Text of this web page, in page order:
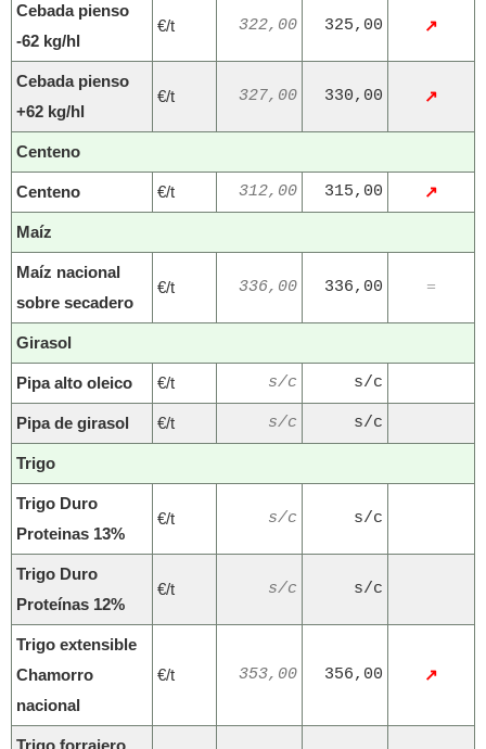
Cebada pienso
-62 kg/hl
€/t 322,00 325,00 ↗
Cebada pienso
+62 kg/hl
€/t 327,00 330,00 ↗
Centeno
Centeno €/t 312,00 315,00 ↗
Maíz
Maíz nacional
sobre secadero
€/t 336,00 336,00 =
Girasol
Pipa alto oleico €/t s/c s/c
Pipa de girasol €/t s/c s/c
Trigo
Trigo Duro
Proteinas 13%
€/t s/c s/c
Trigo Duro
Proteínas 12%
€/t s/c s/c
Trigo extensible
Chamorro
nacional
€/t 353,00 356,00 ↗